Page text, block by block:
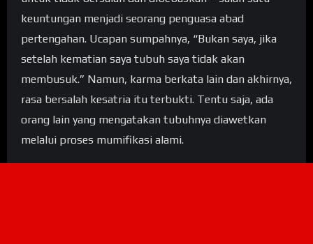
keuntungan menjadi seorang penguasa abad
pertengahan. Ucapan sumpahnya, “Bukan saya, jika
setelah kematian saya tubuh saya tidak akan
membusuk.” Namun, karma berkata lain dan akhirnya,
rasa bersalah kesatria itu terbukti. Tentu saja, ada
orang lain yang mengatakan tubuhnya diawetkan
melalui proses mumifikasi alami.